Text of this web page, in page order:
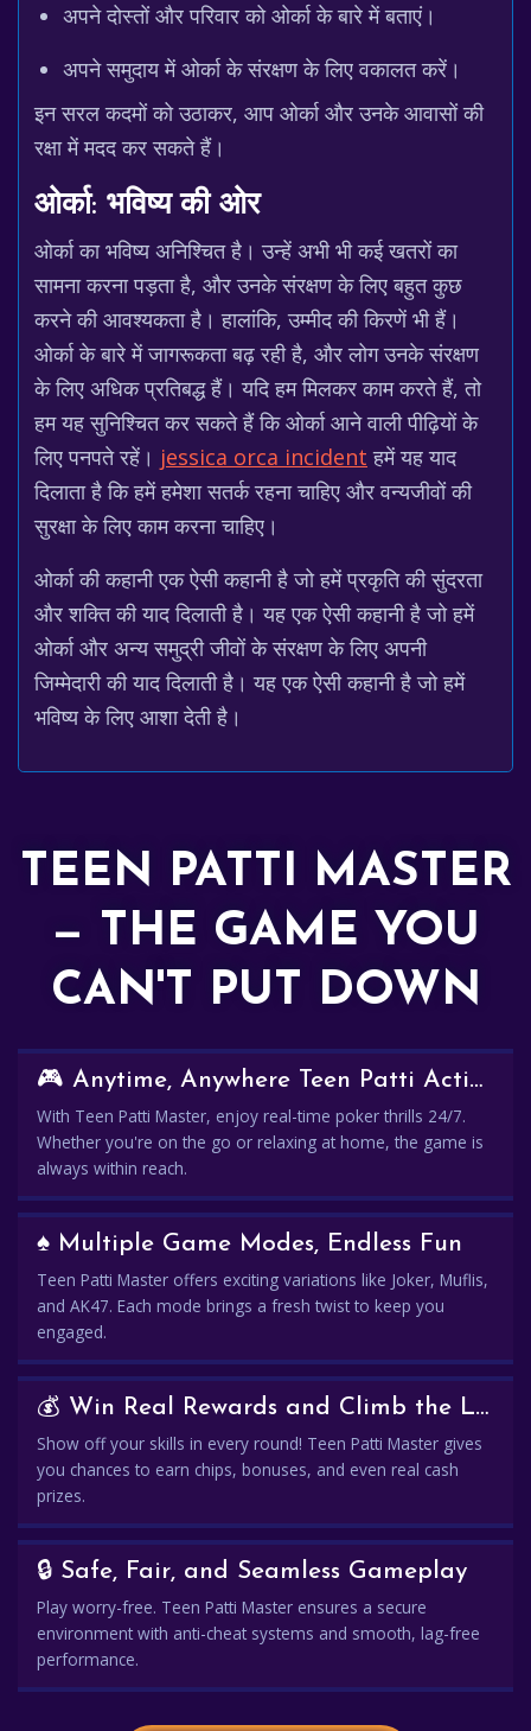
अपने दोस्तों और परिवार को ओर्का के बारे में बताएं।
अपने समुदाय में ओर्का के संरक्षण के लिए वकालत करें।
इन सरल कदमों को उठाकर, आप ओर्का और उनके आवासों की
रक्षा में मदद कर सकते हैं।
ओर्का: भविष्य की ओर
ओर्का का भविष्य अनिश्चित है। उन्हें अभी भी कई खतरों का
सामना करना पड़ता है, और उनके संरक्षण के लिए बहुत कुछ
करने की आवश्यकता है। हालांकि, उम्मीद की किरणें भी हैं।
ओर्का के बारे में जागरूकता बढ़ रही है, और लोग उनके संरक्षण
के लिए अधिक प्रतिबद्ध हैं। यदि हम मिलकर काम करते हैं, तो
हम यह सुनिश्चित कर सकते हैं कि ओर्का आने वाली पीढ़ियों के
लिए पनपते रहें। jessica orca incident हमें यह याद
दिलाता है कि हमें हमेशा सतर्क रहना चाहिए और वन्यजीवों की
सुरक्षा के लिए काम करना चाहिए।
ओर्का की कहानी एक ऐसी कहानी है जो हमें प्रकृति की सुंदरता
और शक्ति की याद दिलाती है। यह एक ऐसी कहानी है जो हमें
ओर्का और अन्य समुद्री जीवों के संरक्षण के लिए अपनी
जिम्मेदारी की याद दिलाती है। यह एक ऐसी कहानी है जो हमें
भविष्य के लिए आशा देती है।
TEEN PATTI MASTER
— THE GAME YOU
CAN'T PUT DOWN
🎮 Anytime, Anywhere Teen Patti Action
With Teen Patti Master, enjoy real-time poker thrills 24/7.
Whether you're on the go or relaxing at home, the game is
always within reach.
♠️ Multiple Game Modes, Endless Fun
Teen Patti Master offers exciting variations like Joker, Muflis,
and AK47. Each mode brings a fresh twist to keep you
engaged.
💰 Win Real Rewards and Climb the Leaderboard
Show off your skills in every round! Teen Patti Master gives
you chances to earn chips, bonuses, and even real cash
prizes.
🔒 Safe, Fair, and Seamless Gameplay
Play worry-free. Teen Patti Master ensures a secure
environment with anti-cheat systems and smooth, lag-free
performance.